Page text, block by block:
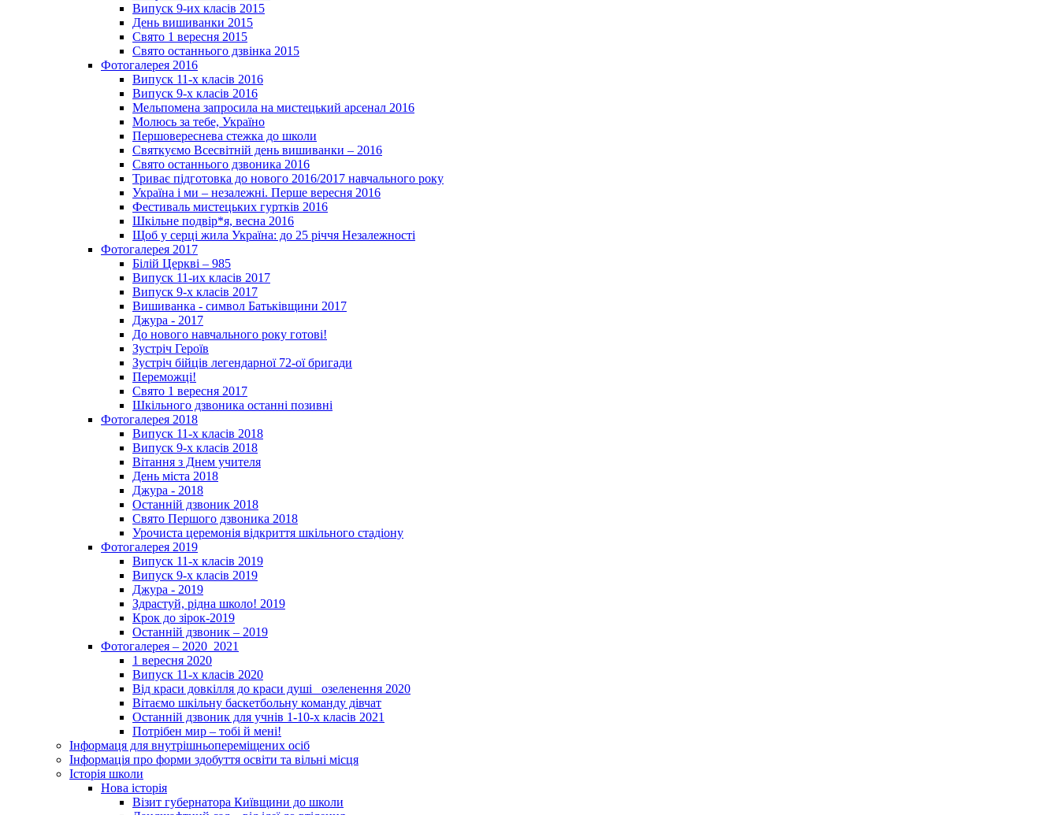
Випуск 9-их класів 2015
День вишиванки 2015
Свято 1 вересня 2015
Свято останнього дзвінка 2015
Фотогалерея 2016
Випуск 11-х класів 2016
Випуск 9-х класів 2016
Мельпомена запросила на мистецький арсенал 2016
Молюсь за тебе, Україно
Першовереснева стежка до школи
Святкуємо Всесвітній день вишиванки – 2016
Свято останнього дзвоника 2016
Триває підготовка до нового 2016/2017 навчального року
Україна і ми – незалежні. Перше вересня 2016
Фестиваль мистецьких гуртків 2016
Шкільне подвір*я, весна 2016
Щоб у серці жила Україна: до 25­ річчя Незалежності
Фотогалерея 2017
Білій Церкві – 985
Випуск 11-их класів 2017
Випуск 9-х класів 2017
Вишиванка - символ Батьківщини 2017
Джура - 2017
До нового навчального року готові!
Зустріч Героїв
Зустріч бійців легендарної 72-ої бригади
Переможці!
Свято 1 вересня 2017
Шкільного дзвоника останні позивні
Фотогалерея 2018
Випуск 11-х класів 2018
Випуск 9-х класів 2018
Вітання з Днем учителя
День міста 2018
Джура - 2018
Останній дзвоник 2018
Свято Першого дзвоника 2018
Урочиста церемонія відкриття шкільного стадіону
Фотогалерея 2019
Випуск 11-х класів 2019
Випуск 9-х класів 2019
Джура - 2019
Здрастуй, рідна школо! 2019
Крок до зірок-2019
Останній дзвоник – 2019
Фотогалерея – 2020_2021
1 вересня 2020
Випуск 11-х класів 2020
Від краси довкілля до краси душі _озеленення 2020
Вітаємо шкільну баскетбольну команду дівчат
Останній дзвоник для учнів 1-10-х класів 2021
Потрібен мир – тобі й мені!
Інформаця для внутрішньопереміщених осіб
Інформація про форми здобуття освіти та вільні місця
Історія школи
Нова історія
Візит губернатора Київщини до школи